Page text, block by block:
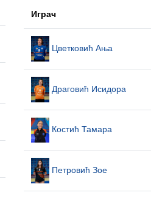
Играч
Цветковић Ања
Драговић Исидора
Костић Тамара
Петровић Зое